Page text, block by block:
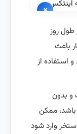
×
طول روز
باعث
استفاده از
و بدون
ممکن
وارد شود